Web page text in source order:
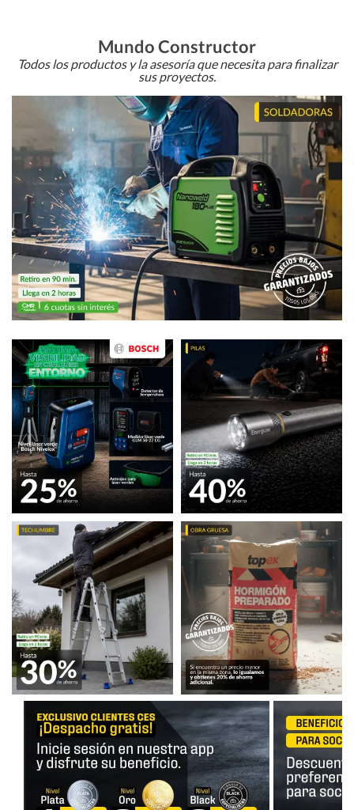
Mundo Constructor
Todos los productos y la asesoría que necesita para finalizar
sus proyectos.